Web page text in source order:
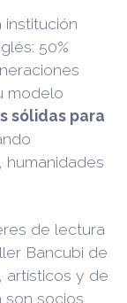
institución
50%
modelo
sólidas para
humanidades
de lectura
Bancubi de
artísticos y de
son socios